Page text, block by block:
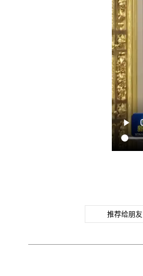
推荐给朋友